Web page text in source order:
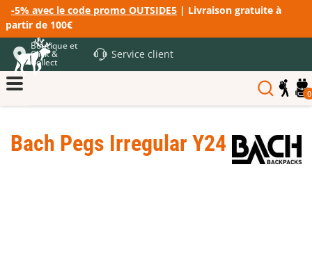
-5% avec le code promo OUTSIDE5 | Livraison gratuite à
partir de 100€
Boutique et
Click &
Collect
Service client
0
Bach Pegs Irregular Y24